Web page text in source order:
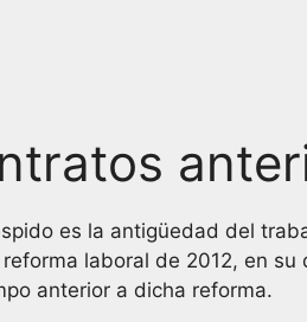
es la antigüedad del
laboral de 2012, en
anterior a dicha reforma.